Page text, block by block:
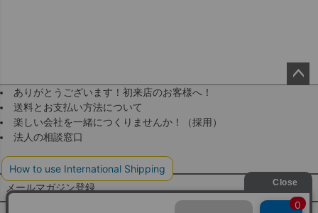
ありがとうございます！初来店のお客様へ！
送料とお支払い方法について
楽しい会社を一緒につくりませんか！（採用）
法人の相談窓口
メールマガジン登録